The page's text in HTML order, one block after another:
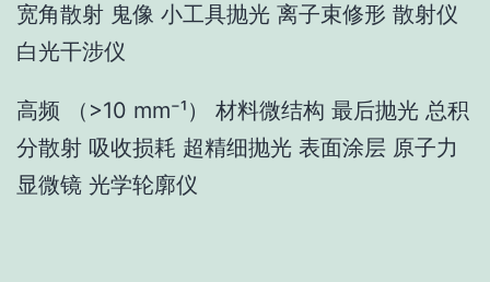
宽角散射 鬼像 小工具抛光 离子束修形 散射仪
白光干涉仪
高频 （>10 mm⁻¹） 材料微结构 最后抛光 总积
分散射 吸收损耗 超精细抛光 表面涂层 原子力
显微镜 光学轮廓仪